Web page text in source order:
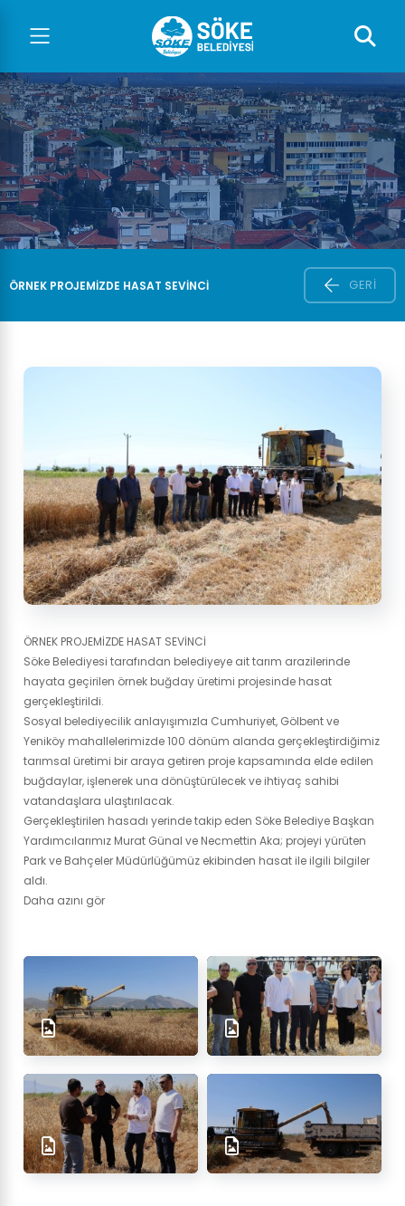
ÖRNEK PROJEMİZDE HASAT SEVİNCİ GERI
ÖRNEK PROJEMİZDE HASAT SEVİNCİ
Söke Belediyesi tarafından belediyeye ait tarım arazilerinde
hayata geçirilen örnek buğday üretimi projesinde hasat
gerçekleştirildi.
Sosyal belediyecilik anlayışımızla Cumhuriyet, Gölbent ve
Yeniköy mahallelerimizde 100 dönüm alanda gerçekleştirdiğimiz
tarımsal üretimi bir araya getiren proje kapsamında elde edilen
buğdaylar, işlenerek una dönüştürülecek ve ihtiyaç sahibi
vatandaşlara ulaştırılacak.
Gerçekleştirilen hasadı yerinde takip eden Söke Belediye Başkan
Yardımcılarımız Murat Günal ve Necmettin Aka; projeyi yürüten
Park ve Bahçeler Müdürlüğümüz ekibinden hasat ile ilgili bilgiler
aldı.
Daha azını gör